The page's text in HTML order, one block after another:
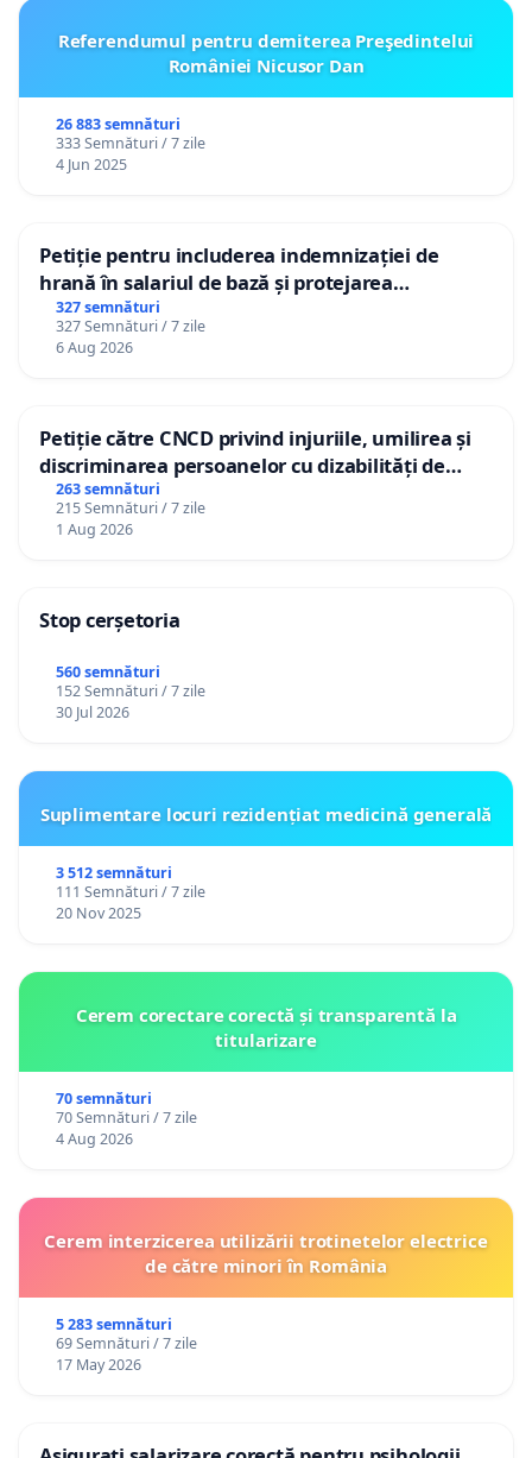
Referendumul pentru demiterea Preşedintelui
României Nicusor Dan
26 883 semnături
333 Semnături / 7 zile
4 Jun 2025
Petiție pentru includerea indemnizației de
hrană în salariul de bază și protejarea
gradațiilor de vechime pentru asistenții
personali
327 semnături
327 Semnături / 7 zile
6 Aug 2026
Petiție către CNCD privind injuriile, umilirea și
discriminarea persoanelor cu dizabilități de
către utilizatorul TikTok „Gorici”
263 semnături
215 Semnături / 7 zile
1 Aug 2026
Stop cerșetoria
560 semnături
152 Semnături / 7 zile
30 Jul 2026
Suplimentare locuri rezidențiat medicină generală
3 512 semnături
111 Semnături / 7 zile
20 Nov 2025
Cerem corectare corectă și transparentă la
titularizare
70 semnături
70 Semnături / 7 zile
4 Aug 2026
Cerem interzicerea utilizării trotinetelor electrice
de către minori în România
5 283 semnături
69 Semnături / 7 zile
17 May 2026